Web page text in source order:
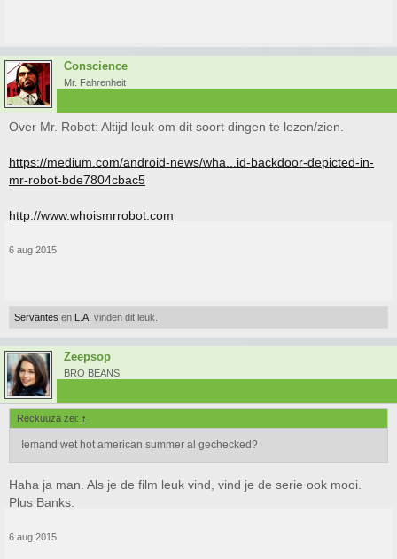
Conscience
Mr. Fahrenheit
Over Mr. Robot: Altijd leuk om dit soort dingen te lezen/zien.
https://medium.com/android-news/wha...id-backdoor-depicted-in-
mr-robot-bde7804cbac5
http://www.whoismrrobot.com
6 aug 2015
Servantes en L.A. vinden dit leuk.
Zeepsop
BRO BEANS
Reckuuza zei: ↑
Iemand wet hot american summer al gechecked?
Haha ja man. Als je de film leuk vind, vind je de serie ook mooi.
Plus Banks.
6 aug 2015